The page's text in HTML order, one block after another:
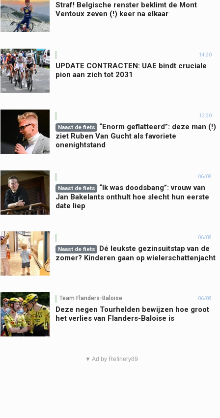
Straf! Belgische renster beklimt de Mont
Ventoux zeven (!) keer na elkaar
14:30
UPDATE CONTRACTEN: UAE bindt cruciale
pion aan zich tot 2031
13:30
Naast de fiets
“Enorm geflatteerd”: deze man (!)
ziet Ruben Van Gucht als favoriete
onenightstand
06/08
Naast de fiets
“Ik was doodsbang”: vrouw van
Jan Bakelants onthult hoe slecht hun eerste
date liep
06/08
Naast de fiets
Dé leukste gezinsuitstap van de
zomer? Kinderen gaan op wielerschattenjacht
Team Flanders-Baloise 06/08
Deze negen Tourhelden bewijzen hoe groot
het verlies van Flanders-Baloise is
▼ Ad by Refinery89